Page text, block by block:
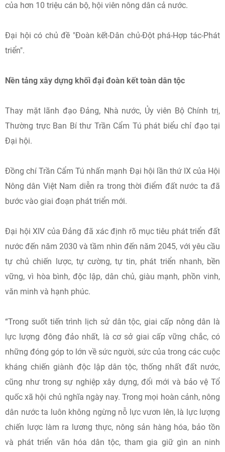
của hơn 10 triệu cán bộ, hội viên nông dân cả nước.
Đại hội có chủ đề "Đoàn kết-Dân chủ-Đột phá-Hợp tác-Phát
triển".
Nền tảng xây dựng khối đại đoàn kết toàn dân tộc
Thay mặt lãnh đạo Đảng, Nhà nước, Ủy viên Bộ Chính trị,
Thường trực Ban Bí thư Trần Cẩm Tú phát biểu chỉ đạo tại
Đại hội.
Đồng chí Trần Cẩm Tú nhấn mạnh Đại hội lần thứ IX của Hội
Nông dân Việt Nam diễn ra trong thời điểm đất nước ta đã
bước vào giai đoạn phát triển mới.
Đại hội XIV của Đảng đã xác định rõ mục tiêu phát triển đất
nước đến năm 2030 và tầm nhìn đến năm 2045, với yêu cầu
tự chủ chiến lược, tự cường, tự tin, phát triển nhanh, bền
vững, vì hòa bình, độc lập, dân chủ, giàu mạnh, phồn vinh,
văn minh và hạnh phúc.
“Trong suốt tiến trình lịch sử dân tộc, giai cấp nông dân là
lực lượng đông đảo nhất, là cơ sở giai cấp vững chắc, có
những đóng góp to lớn về sức người, sức của trong các cuộc
kháng chiến giành độc lập dân tộc, thống nhất đất nước,
cũng như trong sự nghiệp xây dựng, đổi mới và bảo vệ Tổ
quốc xã hội chủ nghĩa ngày nay. Trong mọi hoàn cảnh, nông
dân nước ta luôn không ngừng nỗ lực vươn lên, là lực lượng
chiến lược làm ra lương thực, nông sản hàng hóa, bảo tồn
và phát triển văn hóa dân tộc, tham gia giữ gìn an ninh